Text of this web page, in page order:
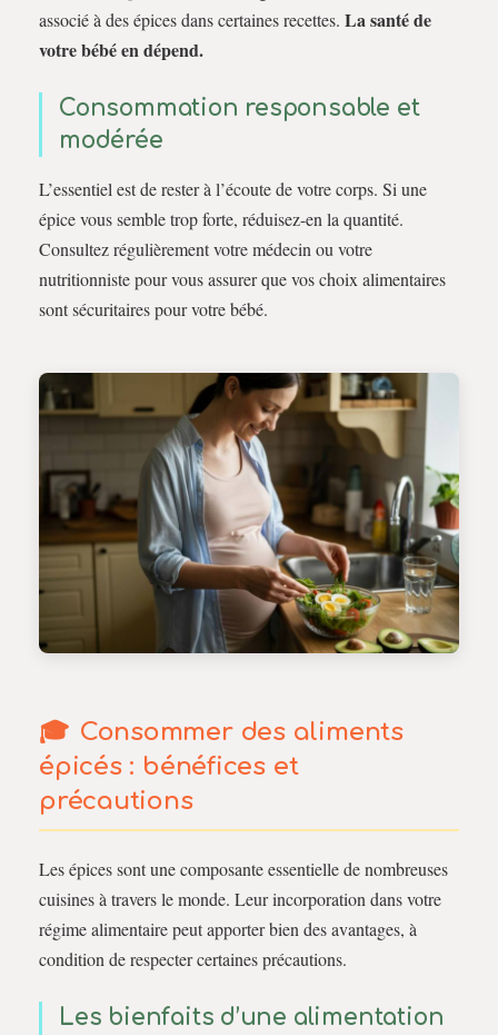
associé à des épices dans certaines recettes. La santé de
votre bébé en dépend.
Consommation responsable et
modérée
L’essentiel est de rester à l’écoute de votre corps. Si une
épice vous semble trop forte, réduisez-en la quantité.
Consultez régulièrement votre médecin ou votre
nutritionniste pour vous assurer que vos choix alimentaires
sont sécuritaires pour votre bébé.
Consommer des aliments
épicés : bénéfices et
précautions
Les épices sont une composante essentielle de nombreuses
cuisines à travers le monde. Leur incorporation dans votre
régime alimentaire peut apporter bien des avantages, à
condition de respecter certaines précautions.
Les bienfaits d’une alimentation